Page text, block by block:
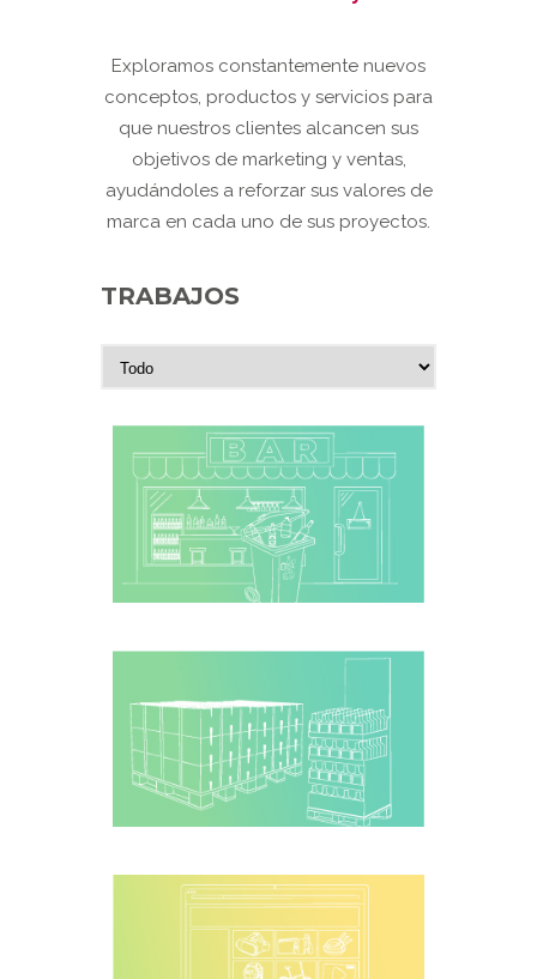
Exploramos constantemente nuevos
conceptos, productos y servicios para
que nuestros clientes alcancen sus
objetivos de marketing y ventas,
ayudándoles a reforzar sus valores de
marca en cada uno de sus proyectos.
TRABAJOS
Logística
verde
Depósito fiscal